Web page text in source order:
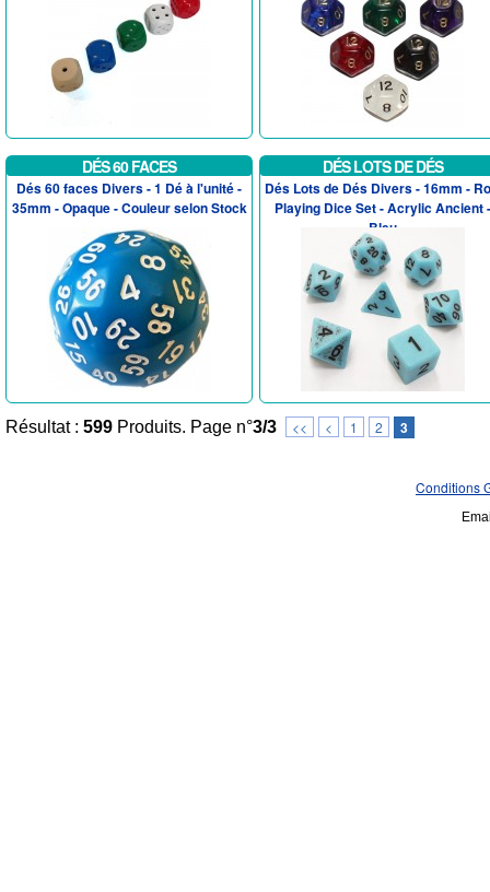
DÉS 60 FACES
Dés 60 faces Divers - 1 Dé à l'unité -
35mm - Opaque - Couleur selon Stock
DÉS LOTS DE DÉS
Dés Lots de Dés Divers - 16mm -
Playing Dice Set - Acrylic Ancient -
Bleu
Résultat : 599 Produits. Page n°3/3 << < 1 2 3
Conditions